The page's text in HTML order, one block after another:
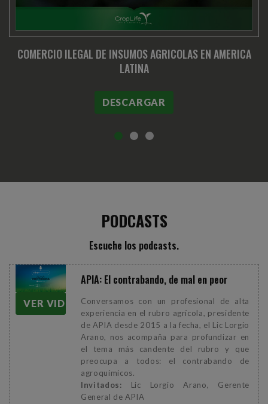
COMERCIO ILEGAL DE INSUMOS AGRICOLAS EN AMERICA
LATINA
DESCARGAR
PODCASTS
Escuche los podcasts.
VER VIDEO
APIA: El contrabando, de mal en peor
Conversamos con un profesional de alta
experiencia en el rubro agrícola, presidente
de APIA desde 2015 a la fecha, el Lic Lorgio
Arano, nos acompaña para profundizar en
el tema más candente del rubro y que
preocupa a todos: el contrabando de
agroquímicos.
Invitados: Lic Lorgio Arano, Gerente
General de APIA